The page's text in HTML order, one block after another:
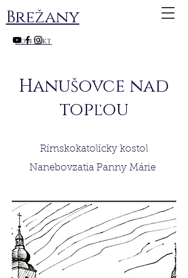
kontakt
Brežany
Hanušovce nad
topľou
Rímskokatolícky kostol
Nanebovzatia Panny Márie